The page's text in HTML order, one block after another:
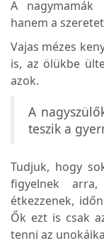
A nagymamák
hanem a
Vajas mézes
is, az ölükbe
azok.
A
teszik a
Tudjuk, hogy
figyelnek
étkezzenek,
Ők ezt is csak
tenni az